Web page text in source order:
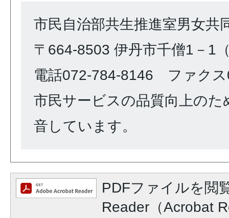
市民自治部共生推進室男女共
〒664-8503 伊丹市千僧1－1
電話072-784-8146 ファクス
市民サービスの品質向上のた
音しています。
PDFファイルを閲
Reader（Acrobat